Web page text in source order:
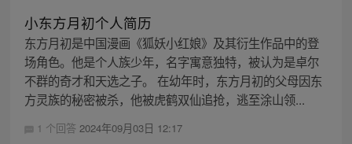
小东方月初个人简历
东方月初是中国漫画《狐妖小红娘》及其衍生作品中的登
场角色。他是个人族少年，名字寓意独特，被认为是卓尔
不群的奇才和天选之子。 在幼年时，东方月初的父母因东
方灵族的秘密被杀，他被虎鹤双仙追抢，逃至涂山领...
1 个回答 2024年09月03日 12:17